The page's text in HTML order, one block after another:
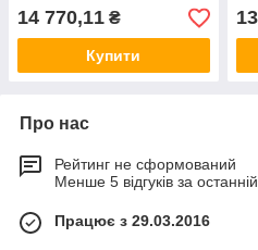
14 770,11 ₴
Купити
Про нас
Рейтинг не сформований
Менше 5 відгуків за останній
Працює з 29.03.2016